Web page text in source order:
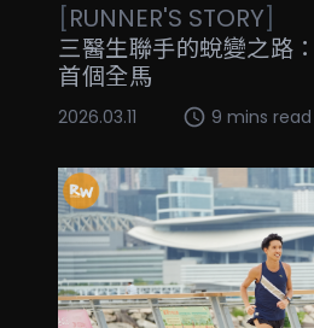
[RUNNER'S STORY]
三醫生聯手的蛻變之路
首個全馬
2026.03.11 9 mins read